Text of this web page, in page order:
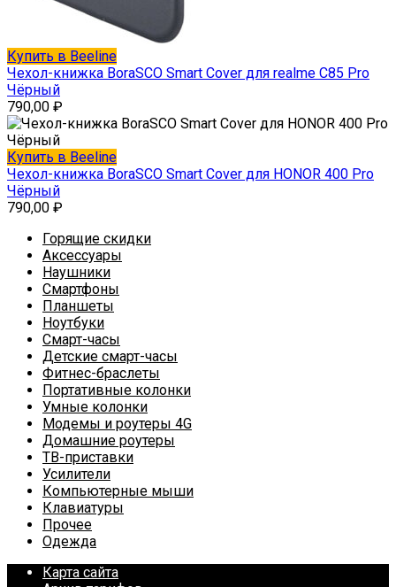
Купить в Beeline
Чехол-книжка BoraSCO Smart Cover для realme C85 Pro
Чёрный
790,00 ₽
Купить в Beeline
Чехол-книжка BoraSCO Smart Cover для HONOR 400 Pro
Чёрный
790,00 ₽
Горящие скидки
Аксессуары
Наушники
Смартфоны
Планшеты
Ноутбуки
Смарт-часы
Детские смарт-часы
Фитнес-браслеты
Портативные колонки
Умные колонки
Модемы и роутеры 4G
Домашние роутеры
ТВ-приставки
Усилители
Компьютерные мыши
Клавиатуры
Прочее
Одежда
Карта сайта